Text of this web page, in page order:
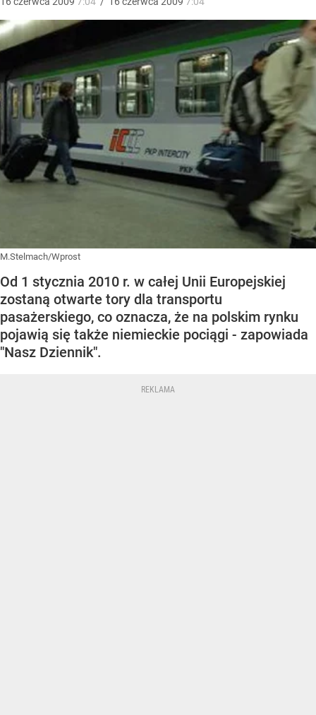
M.Stelmach/Wprost
Od 1 stycznia 2010 r. w całej Unii Europejskiej
zostaną otwarte tory dla transportu
pasażerskiego, co oznacza, że na polskim rynku
pojawią się także niemieckie pociągi - zapowiada
"Nasz Dziennik".